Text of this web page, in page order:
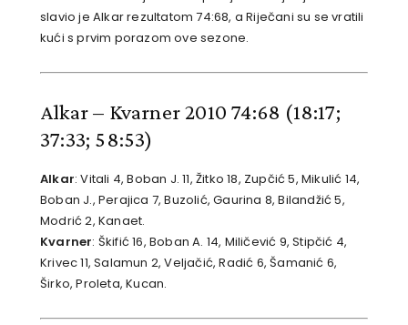
slavio je Alkar rezultatom 74:68, a Riječani su se vratili
kući s prvim porazom ove sezone.
Alkar – Kvarner 2010 74:68 (18:17;
37:33; 58:53)
Alkar: Vitali 4, Boban J. 11, Žitko 18, Zupčić 5, Mikulić 14,
Boban J., Perajica 7, Buzolić, Gaurina 8, Bilandžić 5,
Modrić 2, Kanaet.
Kvarner: Škifić 16, Boban A. 14, Miličević 9, Stipčić 4,
Krivec 11, Salamun 2, Veljačić, Radić 6, Šamanić 6,
Širko, Proleta, Kucan.